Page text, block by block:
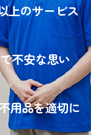
上のサービス
で不安な思い
用品を適切に